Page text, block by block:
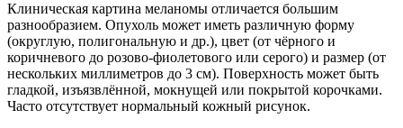
Клиническая картина меланомы отличается большим
разнообразием. Опухоль может иметь различную форму
(округлую, полигональную и др.), цвет (от чёрного и
коричневого до розово-фиолетового или серого) и размер (от
нескольких миллиметров до 3 см). Поверхность может быть
гладкой, изъязвлённой, мокнущей или покрытой корочками.
Часто отсутствует нормальный кожный рисунок.